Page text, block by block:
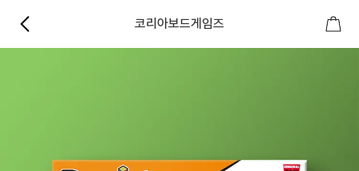
코리아보드게임즈